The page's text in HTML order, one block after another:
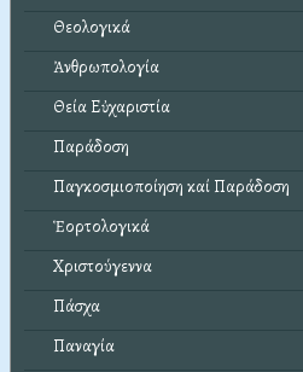
Θεολογικά
Ἀνθρωπολογία
Θεία Εὐχαριστία
Παράδοση
Παγκοσμιοποίηση καί Παράδοση
Ἑορτολογικά
Χριστούγεννα
Πάσχα
Παναγία